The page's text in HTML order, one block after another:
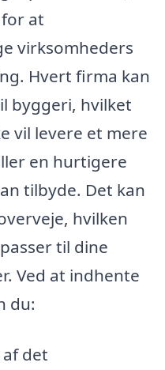
at
virksomheders
Hvert firma kan
byggeri, hvilket
vil levere et mere
en hurtigere
tilbyde. Det kan
hvilken
til dine
Ved at indhente
du:
det